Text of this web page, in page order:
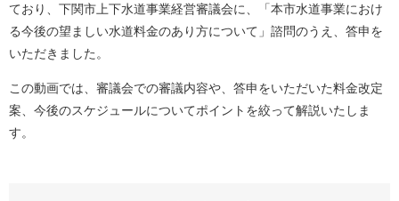
ており、下関市上下水道事業経営審議会に、「本市水道事業におけ
る今後の望ましい水道料金のあり方について」諮問のうえ、答申を
いただきました。
この動画では、審議会での審議内容や、答申をいただいた料金改定
案、今後のスケジュールについてポイントを絞って解説いたしま
す。